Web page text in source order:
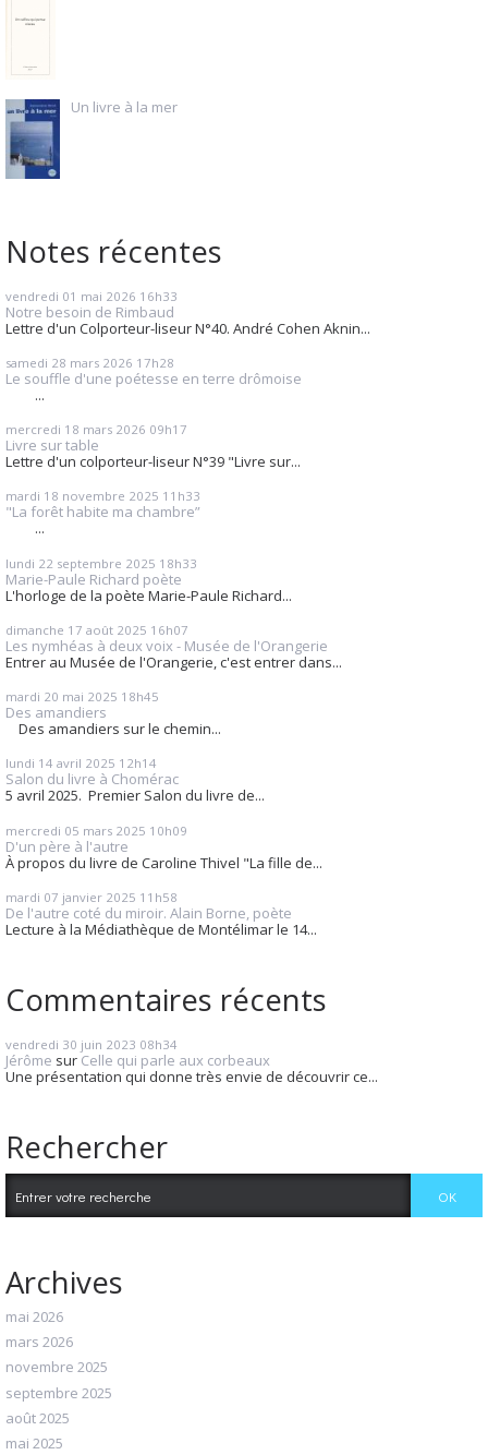
Un livre à la mer
Notes récentes
vendredi 01 mai 2026 16h33
Notre besoin de Rimbaud
Lettre d'un Colporteur-liseur N°40. André Cohen Aknin...
samedi 28 mars 2026 17h28
Le souffle d'une poétesse en terre drômoise
...
mercredi 18 mars 2026 09h17
Livre sur table
Lettre d'un colporteur-liseur N°39 "Livre sur...
mardi 18 novembre 2025 11h33
"La forêt habite ma chambre”
...
lundi 22 septembre 2025 18h33
Marie-Paule Richard poète
L'horloge de la poète Marie-Paule Richard...
dimanche 17 août 2025 16h07
Les nymhéas à deux voix - Musée de l'Orangerie
Entrer au Musée de l'Orangerie, c'est entrer dans...
mardi 20 mai 2025 18h45
Des amandiers
Des amandiers sur le chemin...
lundi 14 avril 2025 12h14
Salon du livre à Chomérac
5 avril 2025. Premier Salon du livre de...
mercredi 05 mars 2025 10h09
D'un père à l'autre
À propos du livre de Caroline Thivel "La fille de...
mardi 07 janvier 2025 11h58
De l'autre coté du miroir. Alain Borne, poète
Lecture à la Médiathèque de Montélimar le 14...
Commentaires récents
vendredi 30 juin 2023 08h34
Jérôme sur Celle qui parle aux corbeaux
Une présentation qui donne très envie de découvrir ce...
Rechercher
Archives
mai 2026
mars 2026
novembre 2025
septembre 2025
août 2025
mai 2025